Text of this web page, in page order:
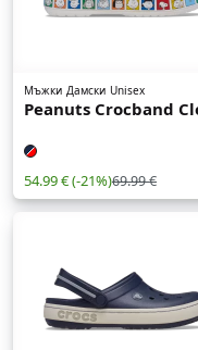
Мъжки Дамски Unisex
Peanuts Crocband
54.99 €(-21%)69.99 €